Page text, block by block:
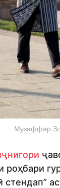
Музаффар
роҳбари
стендап”